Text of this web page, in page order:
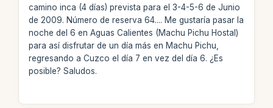
camino inca (4 días) prevista para el 3-4-5-6 de Junio
de 2009. Número de reserva 64.... Me gustaría pasar la
noche del 6 en Aguas Calientes (Machu Pichu Hostal)
para así disfrutar de un día más en Machu Pichu,
regresando a Cuzco el día 7 en vez del día 6. ¿Es
posible? Saludos.